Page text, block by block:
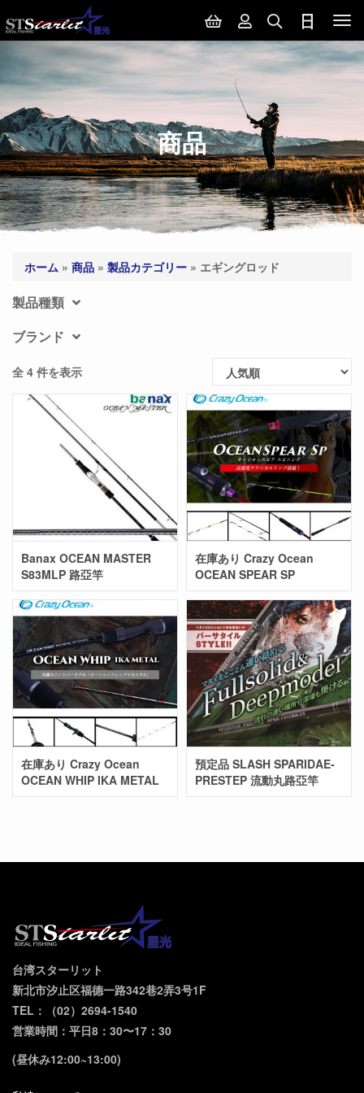
商品
ホーム » 商品 » 製品カテゴリー » エギングロッド
製品種類
ブランド
全 4 件を表示
Banax OCEAN MASTER
S83MLP 路亞竿
在庫あり Crazy Ocean
OCEAN SPEAR SP
在庫あり Crazy Ocean
OCEAN WHIP IKA METAL
預定品 SLASH SPARIDAE-
PRESTEP 流動丸路亞竿
台湾スターリット
新北市汐止区福德一路342巷2弄3号1F
TEL：（02）2694-1540
営業時間：平日8：30〜17：30
(昼休み12:00~13:00)